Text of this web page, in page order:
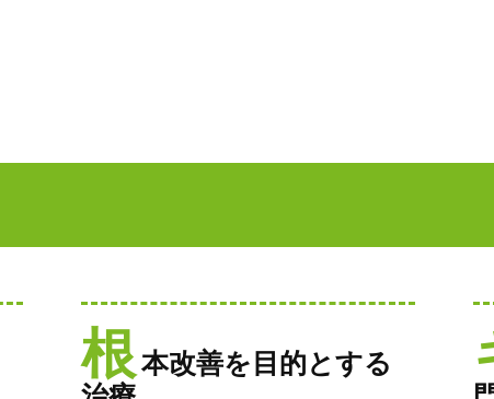
根 本改善を目的とする